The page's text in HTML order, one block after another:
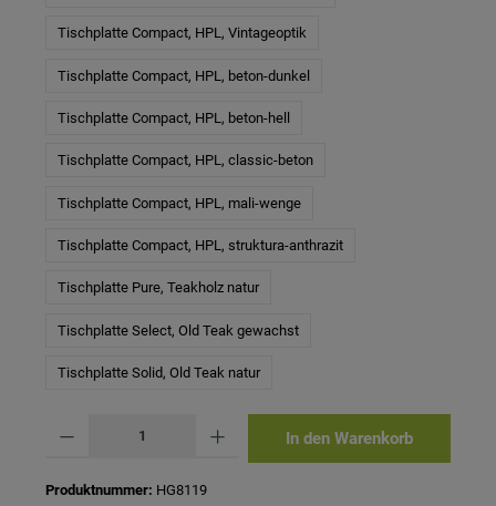
Tischplatte Compact, HPL, Vintageoptik
Tischplatte Compact, HPL, beton-dunkel
Tischplatte Compact, HPL, beton-hell
Tischplatte Compact, HPL, classic-beton
Tischplatte Compact, HPL, mali-wenge
Tischplatte Compact, HPL, struktura-anthrazit
Tischplatte Pure, Teakholz natur
Tischplatte Select, Old Teak gewachst
Tischplatte Solid, Old Teak natur
In den Warenkorb
Produktnummer: HG8119